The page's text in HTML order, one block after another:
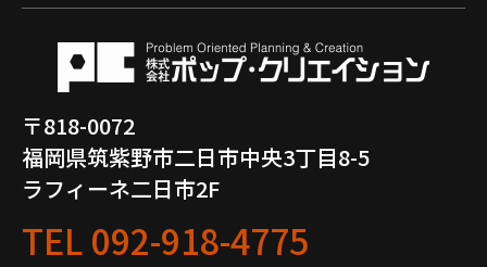
〒818-0072
福岡県筑紫野市二日市中央3丁目8-5
ラフィーネ二日市2F
TEL092-918-4775